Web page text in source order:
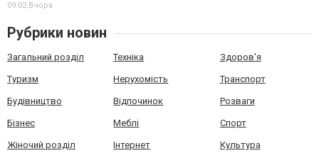
09:02,Вчора
Рубрики новин
Загальний розділ Техніка Здоров'я
Туризм Нерухомість Транспорт
Будівництво Відпочинок Розваги
Бізнес Меблі Спорт
Жіночий розділ Інтернет Культура